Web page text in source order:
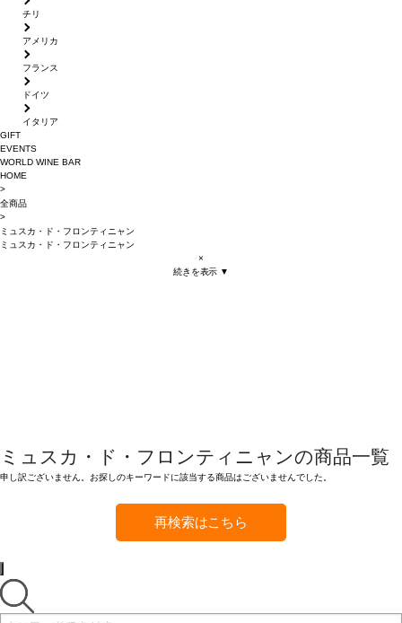
チリ
アメリカ
フランス
ドイツ
イタリア
GIFT
EVENTS
WORLD WINE BAR
HOME
>
全商品
>
ミュスカ・ド・フロンティニャン
ミュスカ・ド・フロンティニャン
×
続きを表示 ▼
ミュスカ・ド・フロンティニャンの商品一覧
申し訳ございません。お探しのキーワードに該当する商品はございませんでした。
再検索はこちら